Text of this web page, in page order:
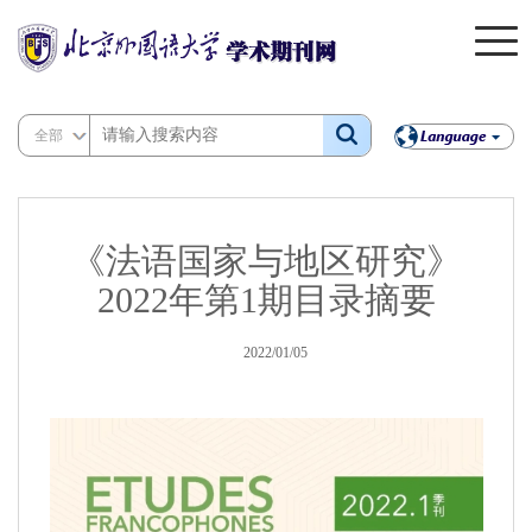
全部
《法语国家与地区研究》
2022年第1期目录摘要
2022/01/05